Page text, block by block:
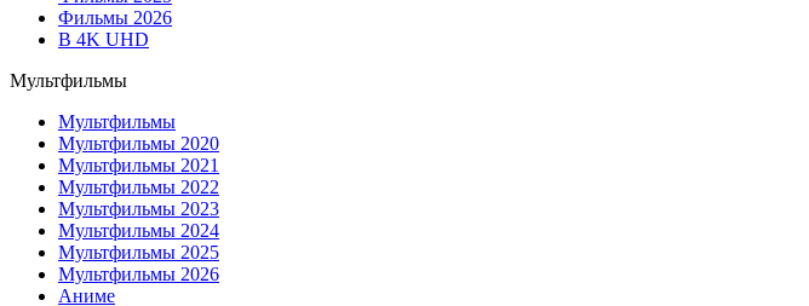
Фильмы 2026
В 4K UHD
Мультфильмы
Мультфильмы
Мультфильмы 2020
Мультфильмы 2021
Мультфильмы 2022
Мультфильмы 2023
Мультфильмы 2024
Мультфильмы 2025
Мультфильмы 2026
Аниме